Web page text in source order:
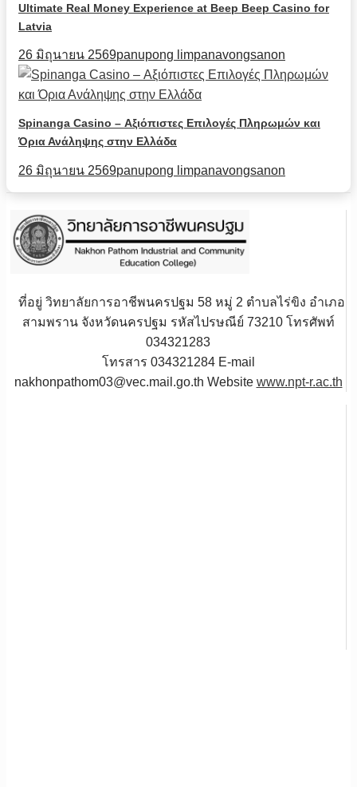
Ultimate Real Money Experience at Beep Beep Casino for
Latvia
26 มิถุนายน 2569panupong limpanavongsanon
Spinanga Casino – Αξιόπιστες Επιλογές Πληρωμών και
Όρια Ανάληψης στην Ελλάδα
26 มิถุนายน 2569panupong limpanavongsanon
ที่อยู่ วิทยาลัยการอาชีพนครปฐม 58 หมู่ 2 ตำบลไร่ขิง อำเภอ
สามพราน จังหวัดนครปฐม รหัสไปรษณีย์ 73210 โทรศัพท์
034321283
โทรสาร 034321284 E-mail
nakhonpathom03@vec.mail.go.th Website www.npt-r.ac.th